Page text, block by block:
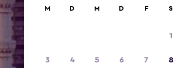
M D M D F S
1
3 4 5 6 7 8